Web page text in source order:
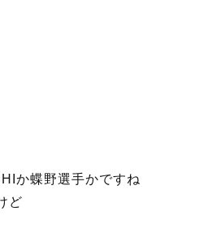
か蝶野選手かですね
ど